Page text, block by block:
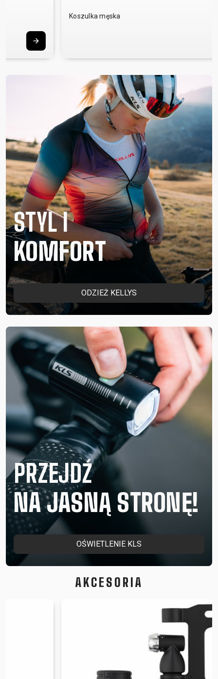
STYL I
KOMFORT
ODZIEŻ KELLYS
PRZEJDŹ
NA JASNĄ STRONĘ!
OŚWIETLENIE KLS
AKCESORIA